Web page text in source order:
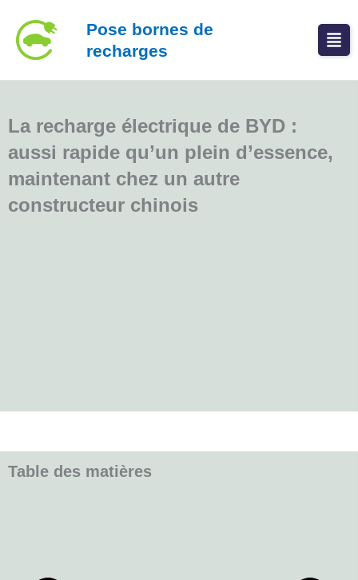
contenu
Pose bornes de
recharges
La recharge électrique de BYD :
aussi rapide qu’un plein d’essence,
maintenant chez un autre
constructeur chinois
Table des matières